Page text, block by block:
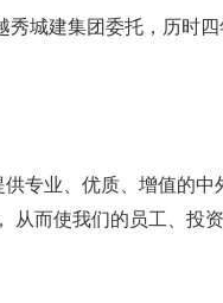
城建集团委托，历时
专业、优质、增值的
从而使我们的员工、投